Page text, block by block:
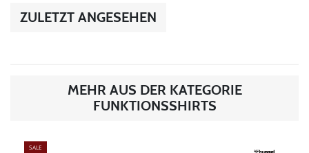
ZULETZT ANGESEHEN
MEHR AUS DER KATEGORIE
FUNKTIONSSHIRTS
SALE